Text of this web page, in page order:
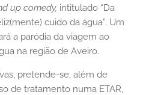
up comedy, intitulado “Da
cuido da água”. Um
a paródia da viagem ao
na região de Aveiro.
pretende-se, além de
de tratamento numa ETAR,